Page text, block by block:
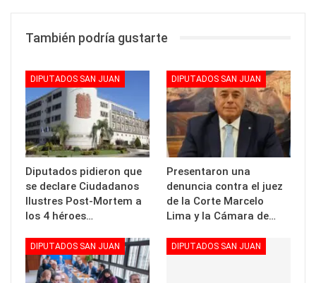
También podría gustarte
DIPUTADOS SAN JUAN
Diputados pidieron que
se declare Ciudadanos
Ilustres Post-Mortem a
los 4 héroes…
DIPUTADOS SAN JUAN
Presentaron una
denuncia contra el juez
de la Corte Marcelo
Lima y la Cámara de…
DIPUTADOS SAN JUAN DIPUTADOS SAN JUAN